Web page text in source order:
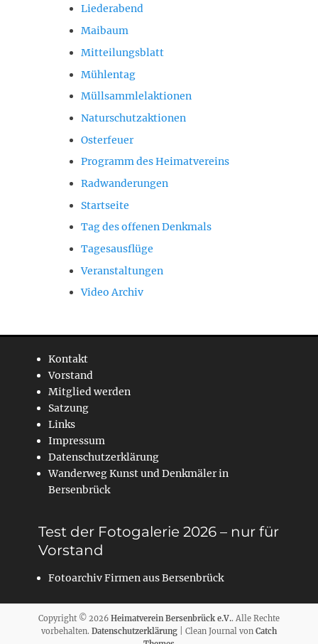
Liederabend
Maibaum
Mitteilungsblatt
Mühlentag
Müllsammlelaktionen
Naturschutzaktionen
Osterfeuer
Programm des Heimatvereins
Radwanderungen
Startseite
Tag des offenen Denkmals
Tagesausflüge
Veranstaltungen
Video Archiv
Kontakt
Vorstand
Mitglied werden
Satzung
Links
Impressum
Datenschutzerklärung
Wanderweg Kunst und Denkmäler in
Bersenbrück
Test der Fotogalerie 2026 – nur für
Vorstand
Fotoarchiv Firmen aus Bersenbrück
Copyright © 2026 Heimatverein Bersenbrück e.V.. Alle Rechte
vorbehalten. Datenschutzerklärung | Clean Journal von Catch